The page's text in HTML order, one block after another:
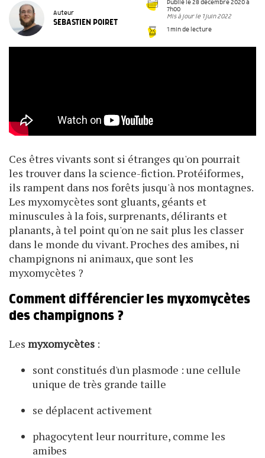
Auteur
SEBASTIEN POIRET
Publié le 28 décembre 2020 à
7h00
Mis à jour le 1 juin 2022
1 min de lecture
Ces êtres vivants sont si étranges qu'on pourrait
les trouver dans la science-fiction. Protéiformes,
ils rampent dans nos forêts jusqu'à nos montagnes.
Les myxomycètes sont gluants, géants et
minuscules à la fois, surprenants, délirants et
planants, à tel point qu'on ne sait plus les classer
dans le monde du vivant. Proches des amibes, ni
champignons ni animaux, que sont les
myxomycètes ?
Comment différencier les myxomycètes
des champignons ?
Les myxomycètes :
sont constitués d'un plasmode : une cellule
unique de très grande taille
se déplacent activement
phagocytent leur nourriture, comme les
amibes